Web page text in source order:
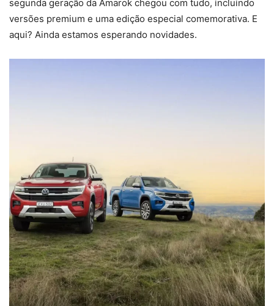
segunda geração da Amarok chegou com tudo, incluindo
versões premium e uma edição especial comemorativa. E
aqui? Ainda estamos esperando novidades.